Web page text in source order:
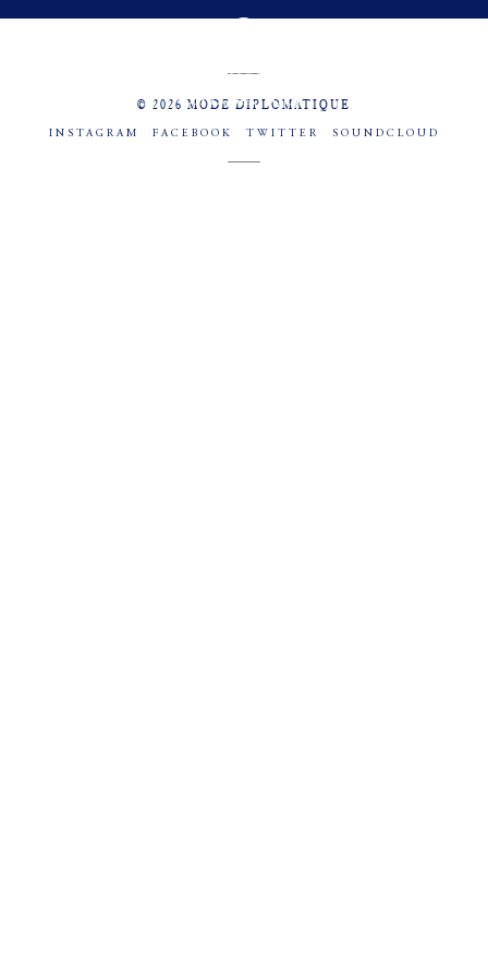
© 2026 MODE DIPLOMATIQUE
INSTAGRAM FACEBOOK TWITTER SOUNDCLOUD